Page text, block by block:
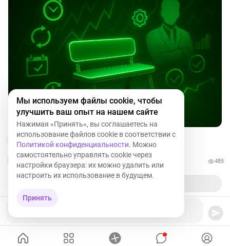
485
Мы используем файлы cookie, чтобы
улучшить ваш опыт на нашем сайте
Нажимая «Принять», вы соглашаетесь на
использование файлов cookie в соответствии с
Политикой конфиденциальности. Можно
самостоятельно управлять cookie через
настройки браузера: их можно удалить или
настроить их использование в будущем.
Принять